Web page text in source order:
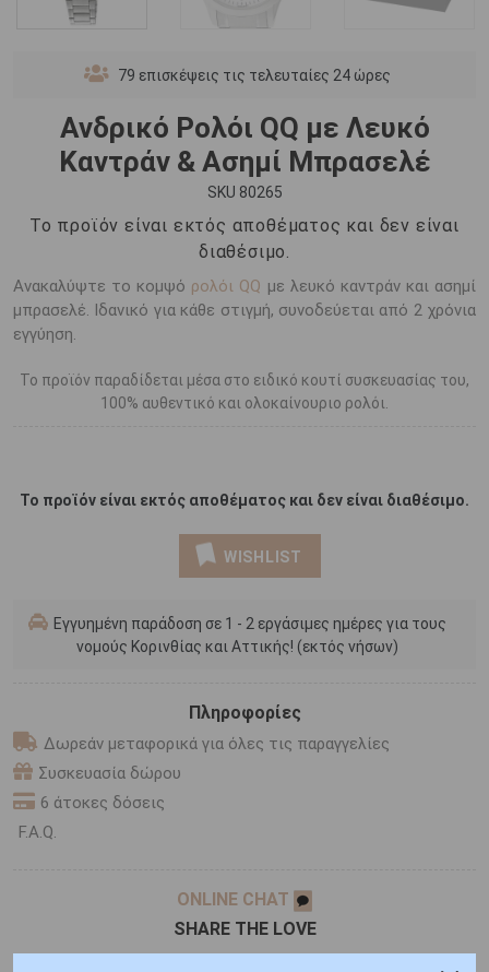
79 επισκέψεις τις τελευταίες 24 ώρες
Ανδρικό Ρολόι QQ με Λευκό
Καντράν & Ασημί Μπρασελέ
SKU 80265
Το προϊόν είναι εκτός αποθέματος και δεν είναι
διαθέσιμο.
Ανακαλύψτε το κομψό ρολόι QQ με λευκό καντράν και ασημί
μπρασελέ. Ιδανικό για κάθε στιγμή, συνοδεύεται από 2 χρόνια
εγγύηση.
Το προϊόν παραδίδεται μέσα στο ειδικό κουτί συσκευασίας του,
100% αυθεντικό και ολοκαίνουριο ρολόι.
Το προϊόν είναι εκτός αποθέματος και δεν είναι διαθέσιμο.
WISHLIST
Εγγυημένη παράδοση σε 1 - 2 εργάσιμες ημέρες για τους
νομούς Κορινθίας και Αττικής! (εκτός νήσων)
Πληροφορίες
Δωρεάν μεταφορικά για όλες τις παραγγελίες
Συσκευασία δώρου
6 άτοκες δόσεις
F.A.Q.
ONLINE CHAT
SHARE THE LOVE